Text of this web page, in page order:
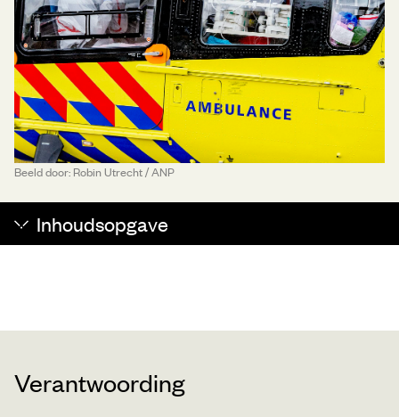
Beeld door: Robin Utrecht / ANP
Inhoudsopgave
Verantwoording